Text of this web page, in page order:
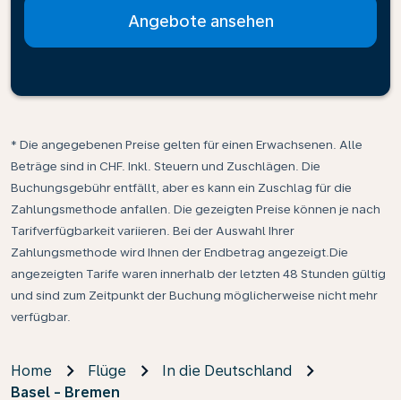
Angebote ansehen
* Die angegebenen Preise gelten für einen Erwachsenen. Alle
Beträge sind in CHF. Inkl. Steuern und Zuschlägen. Die
Buchungsgebühr entfällt, aber es kann ein Zuschlag für die
Zahlungsmethode anfallen. Die gezeigten Preise können je nach
Tarifverfügbarkeit variieren. Bei der Auswahl Ihrer
Zahlungsmethode wird Ihnen der Endbetrag angezeigt.Die
angezeigten Tarife waren innerhalb der letzten 48 Stunden gültig
und sind zum Zeitpunkt der Buchung möglicherweise nicht mehr
verfügbar.
Home Flüge
In die Deutschland
Basel - Bremen